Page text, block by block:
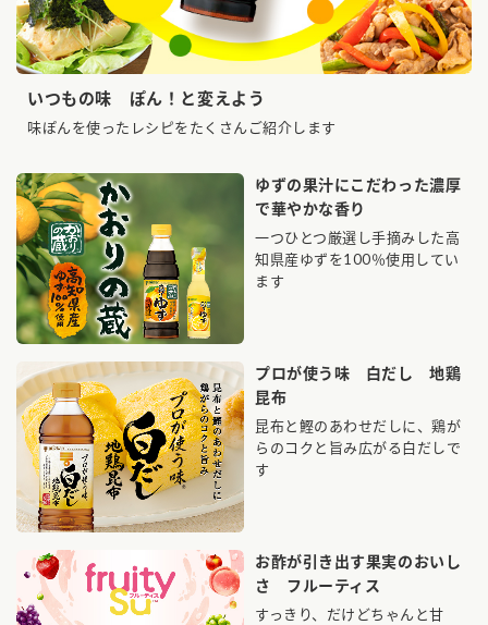
炊き込みご飯の素 米飯用調味液
納豆 Fibee
PIN印
三ツ判山吹
千夜
お酢を知ろう！
すしラボ
ぽん酢サワー
納豆の豆知識
鍋奉行マニュアル
ミツカンのCM
ロングセラー商品 ＋ おすすめレシピ
人気商品 ＋ おすすめレシピ
ZENB initiative
MIM（ミツカンミュージアム）
各部門が大切にしていること
おいしさと健康への取り組み
キッザニア東京「ぽん酢工房」
お客様の声をいかしました
販売終了製品のご案内
お問い合わせ
地図から取り扱い店舗を探す
検索
業務用サイト ミツカングループについて 製造所固有記号一覧
いつもの味 ぽん！と変えよう
味ぽんを使ったレシピをたくさんご紹介します
ゆずの果汁にこだわった濃厚
で華やかな香り
一つひとつ厳選し手摘みした高
知県産ゆずを100％使用してい
ます
プロが使う味 白だし 地鶏
昆布
昆布と鰹のあわせだしに、鶏が
らのコクと旨み広がる白だしで
す
お酢が引き出す果実のおいし
さ フルーティス
すっきり、だけどちゃんと甘